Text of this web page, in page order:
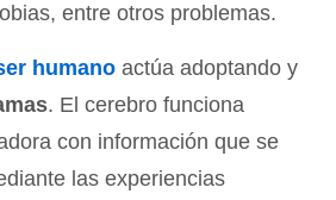
entre otros problemas.
humano actúa adoptando y
. El cerebro funciona
con información que se
las experiencias